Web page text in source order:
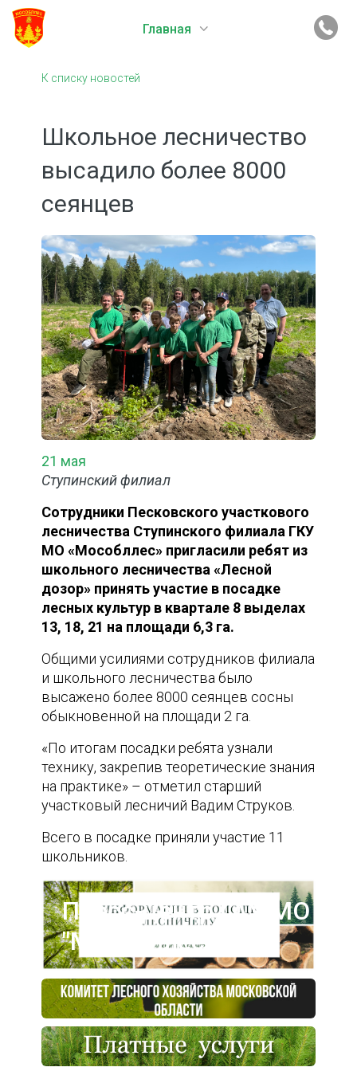
Главная
К списку новостей
Школьное лесничество
высадило более 8000
сеянцев
21 мая
Ступинский филиал
Сотрудники Песковского участкового
лесничества Ступинского филиала ГКУ
МО «Мособллес» пригласили ребят из
школьного лесничества «Лесной
дозор» принять участие в посадке
лесных культур в квартале 8 выделах
13, 18, 21 на площади 6,3 га.
Общими усилиями сотрудников филиала
и школьного лесничества было
высажено более 8000 сеянцев сосны
обыкновенной на площади 2 га.
«По итогам посадки ребята узнали
технику, закрепив теоретические знания
на практике» – отметил старший
участковый лесничий Вадим Струков.
Всего в посадке приняли участие 11
школьников.
Пресс-центр ГАУ МО
"Мособллес"